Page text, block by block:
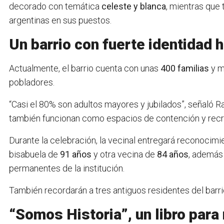
decorado con temática celeste y blanca, mientras que
argentinas en sus puestos.
Un barrio con fuerte identidad
Actualmente, el barrio cuenta con unas 400 familias y
pobladores.
“Casi el 80% son adultos mayores y jubilados”, señaló
también funcionan como espacios de contención y
Durante la celebración, la vecinal entregará
bisabuela de 91 años y otra vecina de 84 años,
permanentes de la institución.
También recordarán a tres antiguos residentes del
“Somos Historia”, un libro